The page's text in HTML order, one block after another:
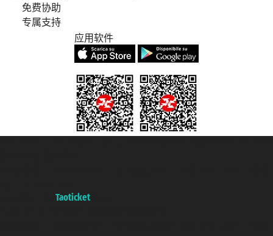
免费协助
专属支持
应用软件
Taoticket